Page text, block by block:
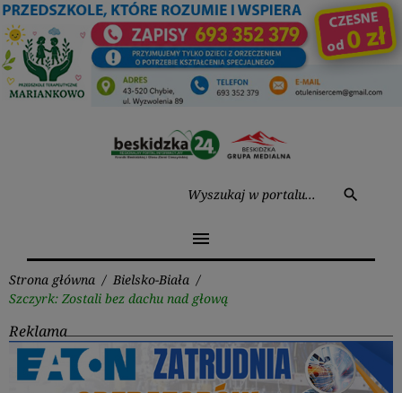
Przejdź
do
treści
search
menu
Strona główna / Bielsko-Biała /
Szczyrk: Zostali bez dachu nad głową
Reklama